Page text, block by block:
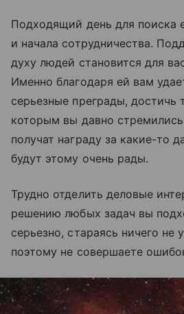
Подходящий день для поиска
и начала сотрудничества.
духу людей становится для
Именно благодаря ей вам
серьезные преграды, достичь
которым вы давно
получат награду за какие-то
будут этому очень рады.
Трудно отделить деловые
решению любых задач вы
серьезно, стараясь ничего не
поэтому не совершаете